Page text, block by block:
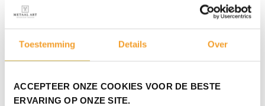
Toestemming Details Over
ACCEPTEER ONZE COOKIES VOOR DE BESTE
ERVARING OP ONZE SITE.